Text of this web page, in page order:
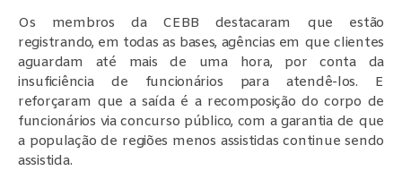
Os membros da CEBB destacaram que estão
registrando, em todas as bases, agências em que clientes
aguardam até mais de uma hora, por conta da
insuficiência de funcionários para atendê-los. E
reforçaram que a saída é a recomposição do corpo de
funcionários via concurso público, com a garantia de que
a população de regiões menos assistidas continue sendo
assistida.